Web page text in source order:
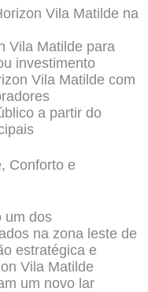
Vila Matilde na
Vila Matilde para
investimento
Vila Matilde com
a partir do
Conforto e
um dos
na zona leste de
estratégica e
Vila Matilde
um novo lar